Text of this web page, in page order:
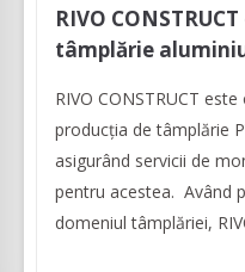
RIVO
tâmplărie
RIVO CONSTRUCT
producția de tâmplărie
asigurând servicii de
pentru acestea. Având
domeniul tâmplăriei,